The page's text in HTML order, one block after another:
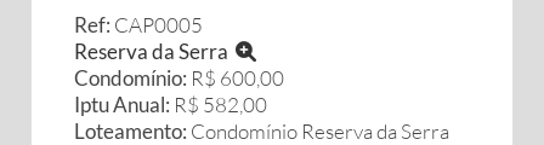
Ref: CAP0005
Reserva da Serra
Condomínio: R$ 600,00
Iptu Anual: R$ 582,00
Loteamento: Condomínio Reserva da Serra